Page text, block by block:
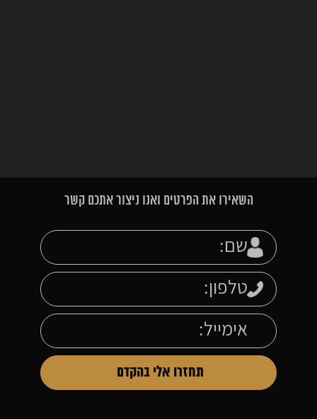
השאירו את הפרטים ואנו ניצור אתכם קשר